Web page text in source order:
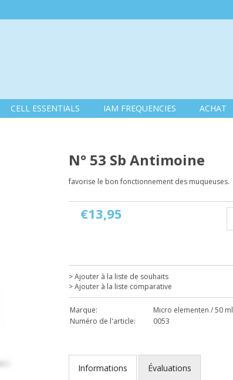
CELL ESSENTIALS IAM FREQUENCIES ACHAT
N° 53 Sb Antimoine
favorise le bon fonctionnement des muqueuses.
€13,95
> Ajouter à la liste de souhaits
> Ajouter à la liste comparative
Marque:
Micro elementen / 50 ml
Numéro de l'article:
0053
Informations Évaluations